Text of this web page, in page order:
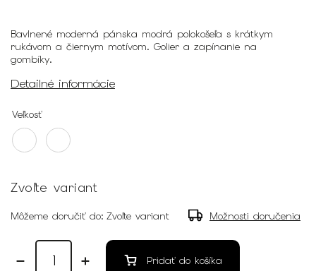
Bavlnené moderná pánska modrá polokošeľa s krátkym
rukávom a čiernym motívom. Golier a zapínanie na
gombíky.
Detailné informácie
Veľkosť
Zvoľte variant
Môžeme doručiť do: Zvoľte variant Možnosti doručenia
Pridať do košíka